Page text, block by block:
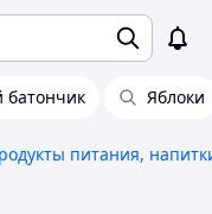
батончик Яблоки
питания,